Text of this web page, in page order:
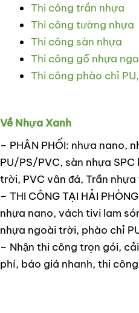
Thi công trần nhựa
Thi công tường nhựa
Thi công sàn nhựa
Thi công gỗ nhựa
Thi công phào chỉ
Về Nhựa Xanh
– PHÂN PHỐI: nhựa nano,
PU/PS/PVC, sàn nhựa
trời, PVC vân đá, Trần
– THI CÔNG TẠI HẢI
nhựa nano, vách tivi lam
nhựa ngoài trời, phào chỉ
– Nhận thi công trọn gói,
phí, báo giá nhanh, thi